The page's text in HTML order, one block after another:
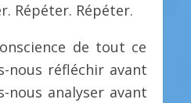
Répéter. Répéter.
de tout ce
nous réfléchir avant
nous analyser avant